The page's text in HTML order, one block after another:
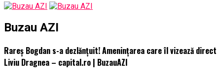
Buzau AZI
Rareș Bogdan s-a dezlănțuit! Amenințarea care îl vizează direct
Liviu Dragnea – capital.ro | BuzauAZI